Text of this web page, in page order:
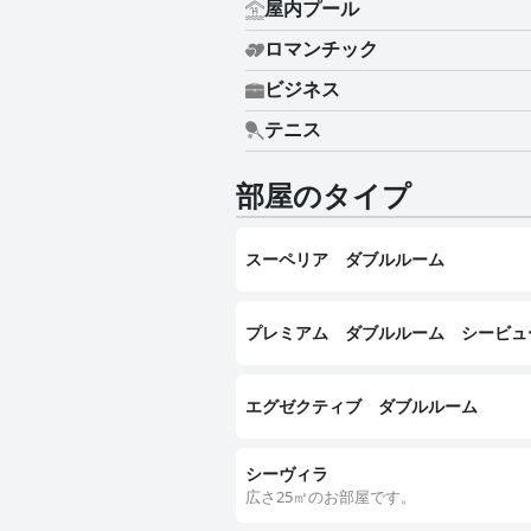
屋内プール
ロマンチック
ビジネス
テニス
部屋のタイプ
スーペリア ダブルルーム
プレミアム ダブルルーム シービュ
エグゼクティブ ダブルルーム
シーヴィラ
広さ25㎡のお部屋です。